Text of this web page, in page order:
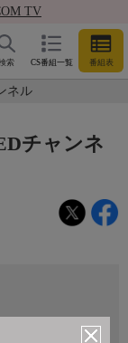
TV
CS番組一覧 番組表
索
ネル
チャンネ